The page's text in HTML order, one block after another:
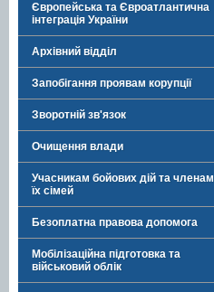
Європейська та Євроатлантична
інтеграція України
Архівний відділ
Запобігання проявам корупції
Зворотній зв'язок
Очищення влади
Учасникам бойових дій та членам
їх сімей
Безоплатна правова допомога
Мобілізаційна підготовка та
військовий облік